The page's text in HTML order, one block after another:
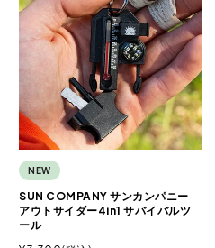
NEW
SUN COMPANY サンカンパニー
アウトサイダー4in1 サバイバルツ
ール